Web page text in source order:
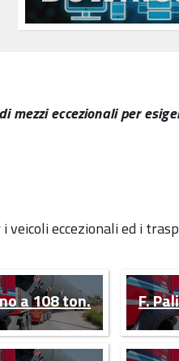
eccezionali per
eccezionali ed i
a 108 ton. F. Pali